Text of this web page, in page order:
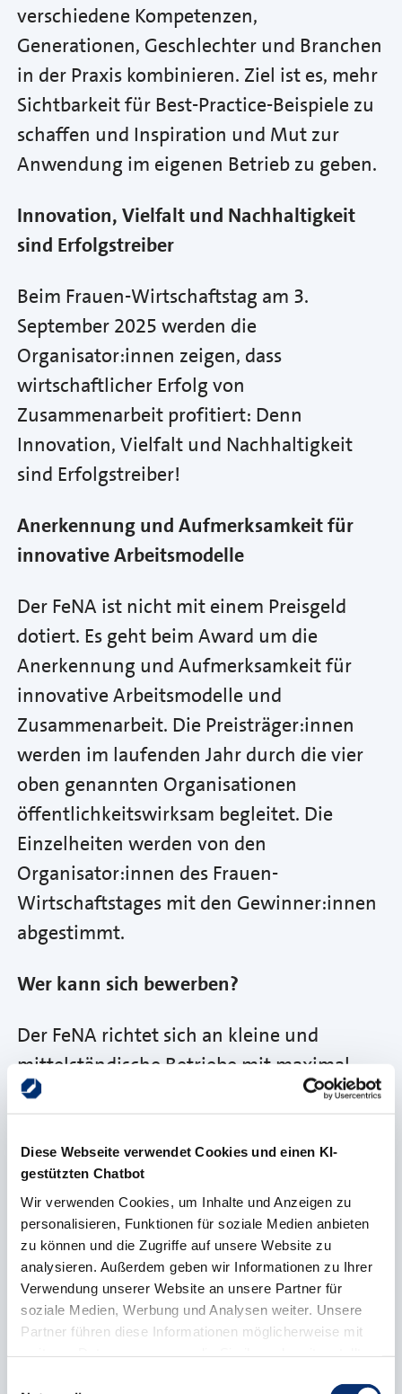
Diese Webseite verwendet Cookies und einen KI-
gestützten Chatbot
Wir verwenden Cookies, um Inhalte und Anzeigen zu
personalisieren, Funktionen für soziale Medien anbieten
zu können und die Zugriffe auf unsere Website zu
analysieren. Außerdem geben wir Informationen zu Ihrer
Verwendung unserer Website an unsere Partner für
soziale Medien, Werbung und Analysen weiter. Unsere
Partner führen diese Informationen möglicherweise mit
verschiedene Kompetenzen,
Generationen, Geschlechter und Branchen
in der Praxis kombinieren. Ziel ist es, mehr
Sichtbarkeit für Best-Practice-Beispiele zu
schaffen und Inspiration und Mut zur
Anwendung im eigenen Betrieb zu geben.
Innovation, Vielfalt und Nachhaltigkeit
sind Erfolgstreiber
Beim Frauen-Wirtschaftstag am 3.
September 2025 werden die
Organisator:innen zeigen, dass
wirtschaftlicher Erfolg von
Zusammenarbeit profitiert: Denn
Innovation, Vielfalt und Nachhaltigkeit
sind Erfolgstreiber!
Anerkennung und Aufmerksamkeit für
innovative Arbeitsmodelle
Der FeNA ist nicht mit einem Preisgeld
dotiert. Es geht beim Award um die
Anerkennung und Aufmerksamkeit für
innovative Arbeitsmodelle und
Zusammenarbeit. Die Preisträger:innen
werden im laufenden Jahr durch die vier
oben genannten Organisationen
öffentlichkeitswirksam begleitet. Die
Einzelheiten werden von den
Organisator:innen des Frauen-
Wirtschaftstages mit den Gewinner:innen
abgestimmt.
Wer kann sich bewerben?
Der FeNA richtet sich an kleine und
mittelständische Betriebe mit maximal
250 Mitarbeitenden aus dem
Münsterland. Ebenso können sich Vereine
oder Zusammenschlüsse von
Unternehmen bewerben, die diese
repräsentieren. Die Initiativen können z.B.
interne Unternehmensprojekte, moderne
Organisationsstrukturen und -prozesse
oder eine neue Zusammenarbeit zwischen
Betrieben sein. Die Organisator:innen des
Frauen-Wirtschaftstages sind nicht